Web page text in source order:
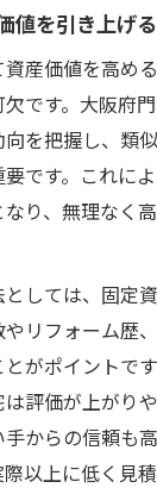
値を引き上げ
産価値を高め
です。大阪府
を把握し、類
です。これに
り、無理なく
しては、固定
リフォーム歴
がポイントで
評価が上がり
からの信頼も
以上に低く見